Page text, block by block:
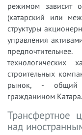
режимом зависит
(катарский или
структуры
управления
строительных
рынок, - общий
гражданином Катара.
Трансфертное
над